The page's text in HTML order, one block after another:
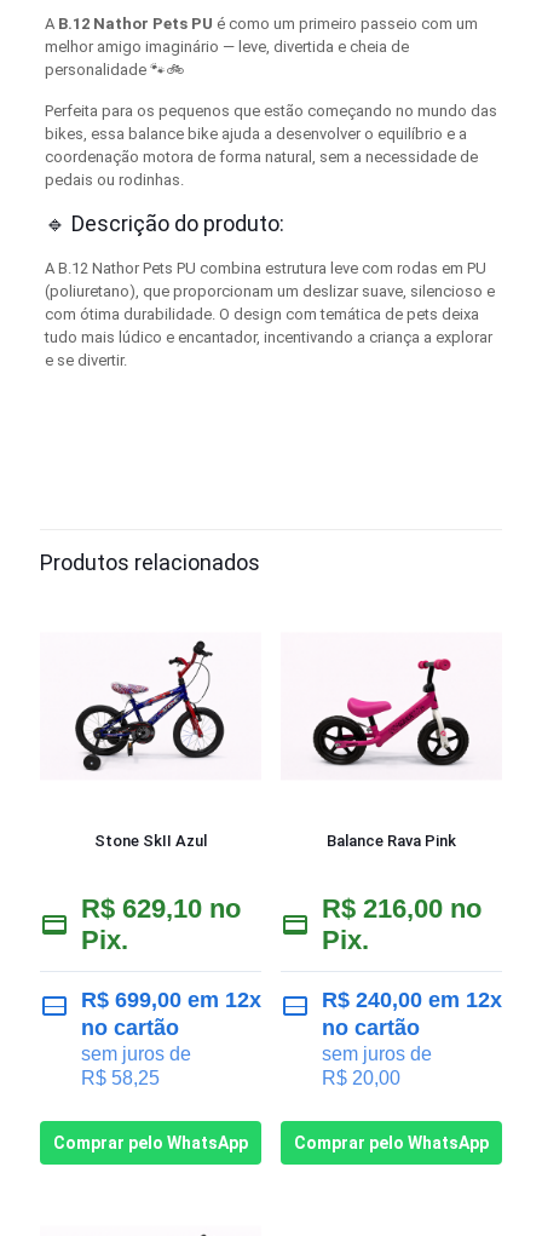
A B.12 Nathor Pets PU é como um primeiro passeio com um
melhor amigo imaginário — leve, divertida e cheia de
personalidade 🐾🚲
Perfeita para os pequenos que estão começando no mundo das
bikes, essa balance bike ajuda a desenvolver o equilíbrio e a
coordenação motora de forma natural, sem a necessidade de
pedais ou rodinhas.
🔹 Descrição do produto:
A B.12 Nathor Pets PU combina estrutura leve com rodas em PU
(poliuretano), que proporcionam um deslizar suave, silencioso e
com ótima durabilidade. O design com temática de pets deixa
tudo mais lúdico e encantador, incentivando a criança a explorar
e se divertir.
Produtos relacionados
Stone SkII Azul
R$ 629,10 no
Pix.
R$ 699,00 em 12x
no cartão
sem juros de
R$ 58,25
Comprar pelo WhatsApp
Balance Rava Pink
R$216,00 no
Pix.
R$240,00em 12x
no cartão
sem juros de
R$20,00
Comprar pelo WhatsApp